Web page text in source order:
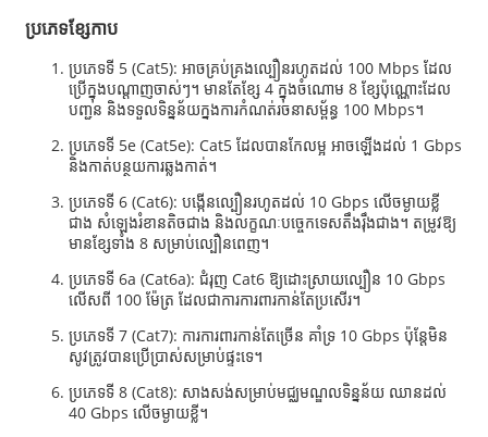
ប្រភេទខ្សែកាប
ប្រភេទទី 5 (Cat5): អាចគ្រប់គ្រងល្បឿនរហូតដល់ 100 Mbps ដែល
ប្រើក្នុងបណ្តាញចាស់ៗ។ មានតែខ្សែ 4 ក្នុងចំណោម 8 ខ្សែប៉ុណ្ណោះដែល
បញ្ជូន និងទទួលទិន្នន័យក្នុងការកំណត់រចនាសម្ព័ន្ធ 100 Mbps។
ប្រភេទទី 5e (Cat5e): Cat5 ដែលបានកែលម្អ អាចឡើងដល់ 1 Gbps
និងកាត់បន្ថយការឆ្លងកាត់។
ប្រភេទទី 6 (Cat6): បង្កើនល្បឿនរហូតដល់ 10 Gbps លើចម្ងាយខ្លី
ជាង សំឡេងរំខានតិចជាង និងលក្ខណៈបច្ចេកទេសតឹងរ៉ឹងជាង។ តម្រូវឱ្យ
មានខ្សែទាំង 8 សម្រាប់ល្បឿនពេញ។
ប្រភេទទី 6a (Cat6a): ជំរុញ Cat6 ឱ្យដោះស្រាយល្បឿន 10 Gbps
លើសពី 100 ម៉ែត្រ ដែលជាការការពារកាន់តែប្រសើរ។
ប្រភេទទី 7 (Cat7): ការការពារកាន់តែច្រើន គាំទ្រ 10 Gbps ប៉ុន្តែមិន
សូវត្រូវបានប្រើប្រាស់សម្រាប់ផ្ទះទេ។
ប្រភេទទី 8 (Cat8): សាងសង់សម្រាប់មជ្ឈមណ្ឌលទិន្នន័យ ឈានដល់
40 Gbps លើចម្ងាយខ្លី។